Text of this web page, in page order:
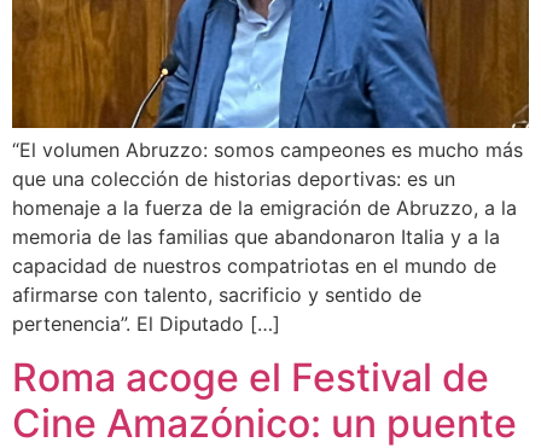
“El volumen Abruzzo: somos campeones es mucho más
que una colección de historias deportivas: es un
homenaje a la fuerza de la emigración de Abruzzo, a la
memoria de las familias que abandonaron Italia y a la
capacidad de nuestros compatriotas en el mundo de
afirmarse con talento, sacrificio y sentido de
pertenencia”. El Diputado […]
Roma acoge el Festival de
Cine Amazónico: un puente